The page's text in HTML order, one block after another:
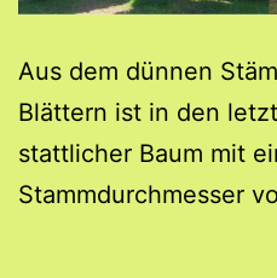
Aus dem dünnen
Blättern ist in den
stattlicher Baum mit
Stammdurchmesser